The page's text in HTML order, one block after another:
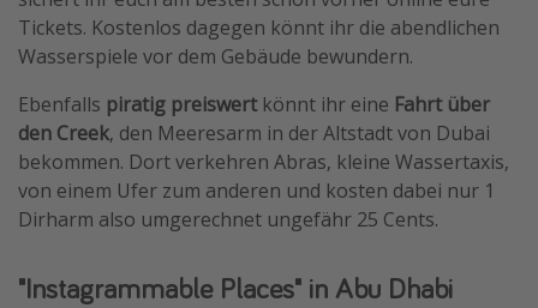
Tickets. Kostenlos dagegen könnt ihr die abendlichen
Wasserspiele vor dem Gebäude bewundern.
Ebenfalls piratig preiswertkönnt ihr eine Fahrt über
den Creek, den Meeresarm in der Altstadt von Dubai
bekommen. Dort verkehren Abras, kleine Wassertaxis,
von einem Ufer zum anderen und kosten dabei nur 1
Dirharm also umgerechnet ungefähr 25 Cents.
"Instagrammable Places" in Abu Dhabi